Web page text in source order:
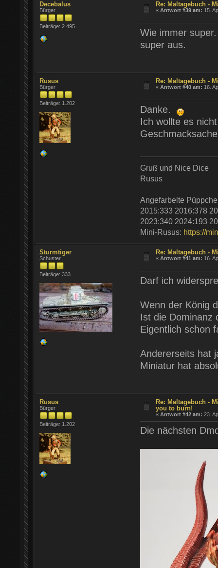
Decebalus
Bürger
Beiträge: 2.495
Re: Maltagebuch -
«Antwort #39 am: 15.
Wie immer
super aus.
Rusus
Bürger
Beiträge: 1.202
Re: Maltagebuch -
«Antwort #40 am: 16.
Danke.
Ich wollte es
Gruß und Nice Dice
Rusus
Angefarbelte
2015:333 2016:378
2023:340 2024:193
Mini-Rusus: https://
Sturmtiger
Schuster
Beiträge: 333
Re: Maltagebuch -
«Antwort #41 am: 16.
Darf ich
Wenn der König
Ist die Dominanz
Eigentlich schon
Andererseits hat
Miniatur hat
Rusus
Bürger
Beiträge: 1.202
Re: Maltagebuch -
you to burn!
«Antwort #42 am: 23.
Die nächsten